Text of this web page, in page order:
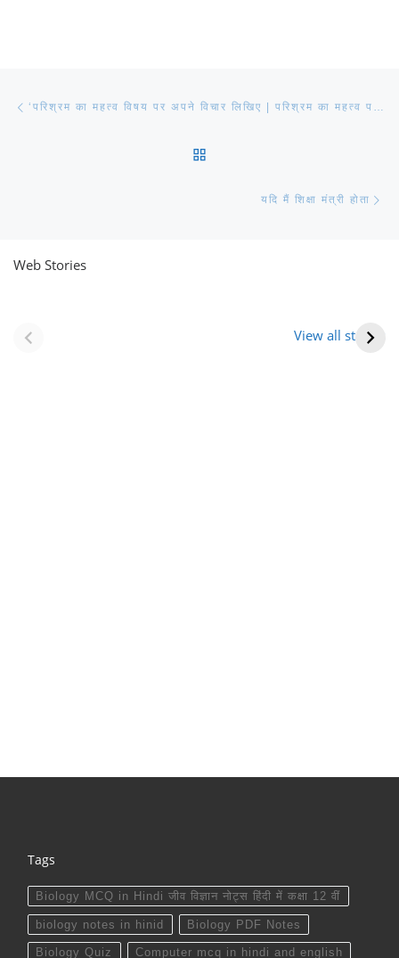
‘परिश्रम का महत्व विषय पर अपने विचार लिखिए | परिश्रम का महत्व पर निबंध
यदि मैं शिक्षा मंत्री होता
Web Stories
View all stories
(राजस्थान) |
Formation Of New
आभूषण (women’s
Tags
Biology MCQ in Hindi जीव विज्ञान नोट्स हिंदी में कक्षा 12 वीं
biology notes in hinid Biology PDF Notes
Biology Quiz Computer mcq in hindi and english